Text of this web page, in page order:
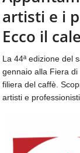
aggiornamenti
quotidiani
temi
come
ospitalità,
ristorazione,
food
e
CONTATTI
artisti e i
Ecco il
La 44ª edizione del
gennaio alla Fiera
filiera del caffè.
artisti e